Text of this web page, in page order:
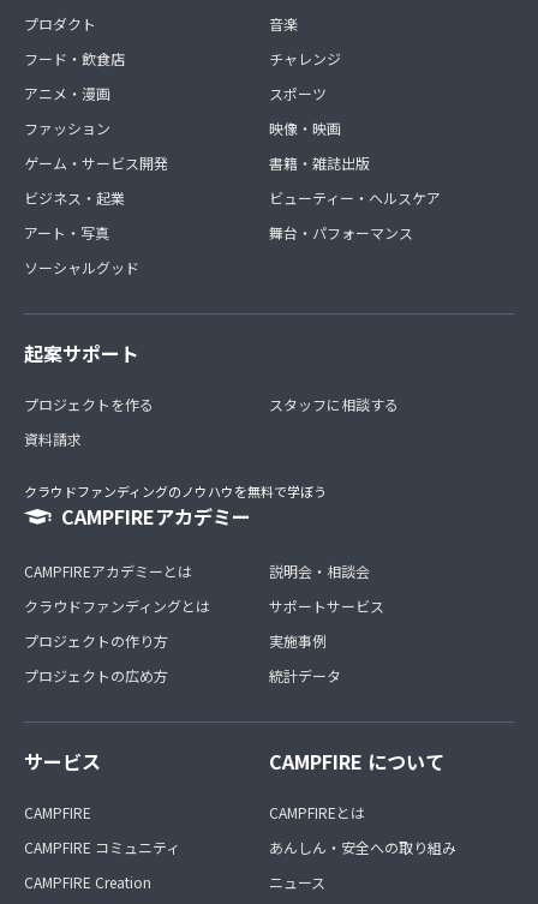
プロダクト
フード・飲食店
アニメ・漫画
ファッション
ゲーム・サービス開発
ビジネス・起業
アート・写真
ソーシャルグッド
音楽
チャレンジ
スポーツ
映像・映画
書籍・雑誌出版
ビューティー・ヘルスケア
舞台・パフォーマンス
起案サポート
プロジェクトを作る
資料請求
スタッフに相談する
クラウドファンディングのノウハウを無料で学ぼう
CAMPFIREアカデミー
CAMPFIREアカデミーとは
クラウドファンディングとは
プロジェクトの作り方
プロジェクトの広め方
説明会・相談会
サポートサービス
実施事例
統計データ
サービス
CAMPFIRE
CAMPFIRE コミュニティ
CAMPFIRE Creation
CAMPFIRE について
CAMPFIREとは
あんしん・安全への取り組み
ニュース